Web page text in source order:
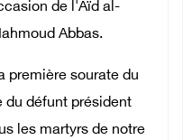
de l'Aïd al-
Abbas.
première sourate du
du défunt président
les martyrs de notre